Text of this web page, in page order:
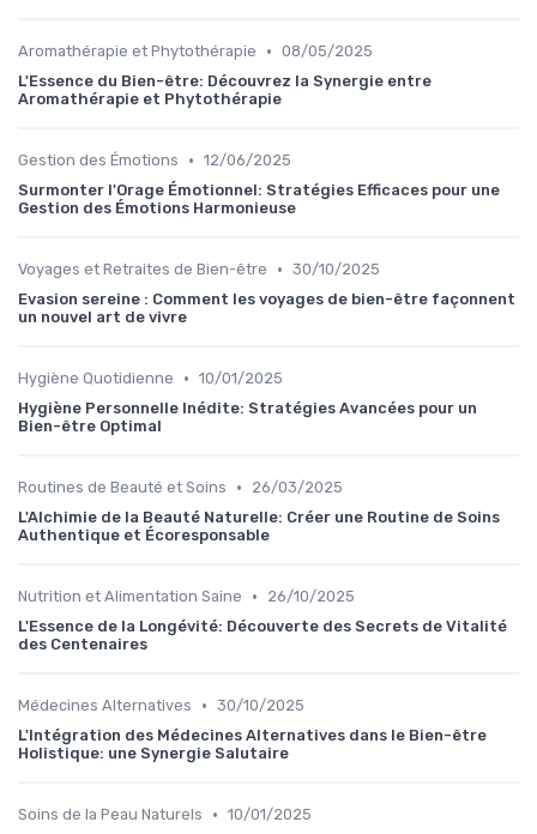
Aromathérapie et Phytothérapie • 08/05/2025
L'Essence du Bien-être: Découvrez la Synergie entre
Aromathérapie et Phytothérapie
Gestion des Émotions • 12/06/2025
Surmonter l'Orage Émotionnel: Stratégies Efficaces pour une
Gestion des Émotions Harmonieuse
Voyages et Retraites de Bien-être • 30/10/2025
Evasion sereine : Comment les voyages de bien-être façonnent
un nouvel art de vivre
Hygiène Quotidienne • 10/01/2025
Hygiène Personnelle Inédite: Stratégies Avancées pour un
Bien-être Optimal
Routines de Beauté et Soins •
26/03/2025
L'Alchimie de la Beauté Naturelle: Créer une Routine de Soins
Authentique et Écoresponsable
Nutrition et Alimentation Saine •
26/10/2025
L'Essence de la Longévité: Découverte des Secrets de Vitalité
des Centenaires
Médecines Alternatives • 30/10/2025
L'Intégration des Médecines Alternatives dans le Bien-être
Holistique: une Synergie Salutaire
Soins de la Peau Naturels • 10/01/2025